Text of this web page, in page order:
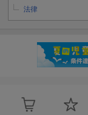
法律